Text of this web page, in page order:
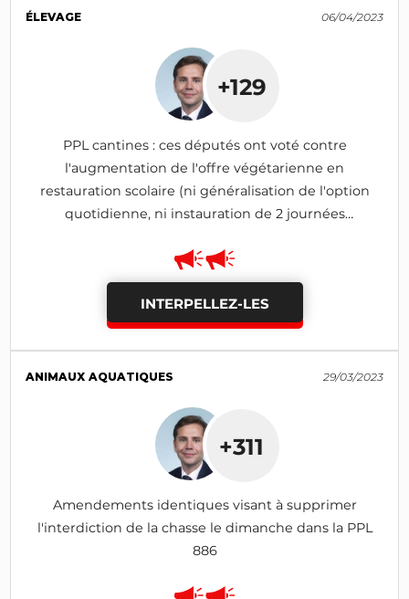
ÉLEVAGE 06/04/2023
+129
PPL cantines : ces députés ont voté contre
l'augmentation de l'offre végétarienne en
restauration scolaire (ni généralisation de l'option
quotidienne, ni instauration de 2 journées
INTERPELLEZ-LES
ANIMAUX AQUATIQUES 29/03/2023
+311
Amendements identiques visant à supprimer
l'interdiction de la chasse le dimanche dans la PPL
886